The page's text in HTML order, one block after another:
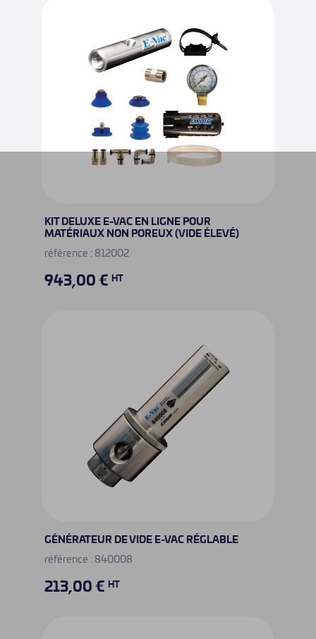
KIT DELUXE E-VAC EN LIGNE POUR
MATÉRIAUX NON POREUX (VIDE ÉLEVÉ)
référence : 812002
943,00 € HT
GÉNÉRATEUR DE VIDE E-VAC RÉGLABLE
référence : 840008
213,00 € HT